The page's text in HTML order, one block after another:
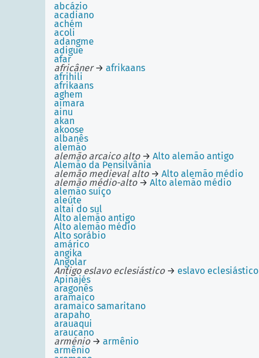
abcázio
acadiano
achém
acoli
adangme
adigue
afar
africâner→ afrikaans
afrihili
afrikaans
aghem
aimara
ainu
akan
akoose
albanês
alemão
alemão arcaico alto→ Alto alemão antigo
Alemão da Pensilvânia
alemão medieval alto→ Alto alemão médio
alemão médio-alto→ Alto alemão médio
alemão suíço
aleúte
altai do sul
Alto alemão antigo
Alto alemão médio
Alto sorábio
amárico
angika
Angolar
Antigo eslavo eclesiástico→ eslavo eclesiástico
Apinajés
aragonês
aramaico
aramaico samaritano
arapaho
arauaqui
araucano
arménio→ armênio
armênio